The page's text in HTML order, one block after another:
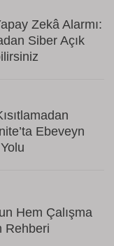
Zekâ Alarmı:
Siber Açık
Ebeveyn
Hem Çalışma
Rehberi